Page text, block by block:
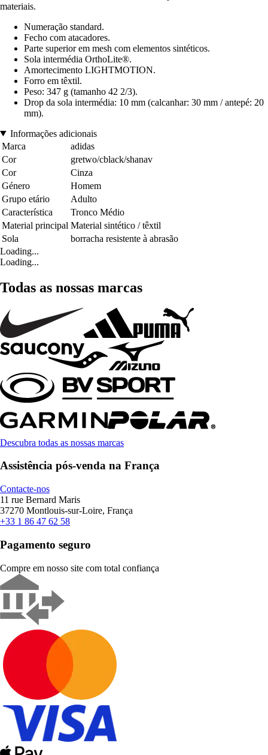
materiais.
Numeração standard.
Fecho com atacadores.
Parte superior em mesh com elementos sintéticos.
Sola intermédia OrthoLite®.
Amortecimento LIGHTMOTION.
Forro em têxtil.
Peso: 347 g (tamanho 42 2/3).
Drop da sola intermédia: 10 mm (calcanhar: 30 mm / antepé: 20
mm).
Informações adicionais
Marca
adidas
Cor
gretwo/cblack/shanav
Cor
Cinza
Género
Homem
Grupo etário
Adulto
Característica
Tronco Médio
Material principal Material sintético / têxtil
Sola
borracha resistente à abrasão
Loading...
Loading...
Todas as nossas marcas
Descubra todas as nossas marcas
Assistência pós-venda na França
Contacte-nos
11 rue Bernard Maris
37270 Montlouis-sur-Loire, França
+33 1 86 47 62 58
Pagamento seguro
Compre em nosso site com total confiança